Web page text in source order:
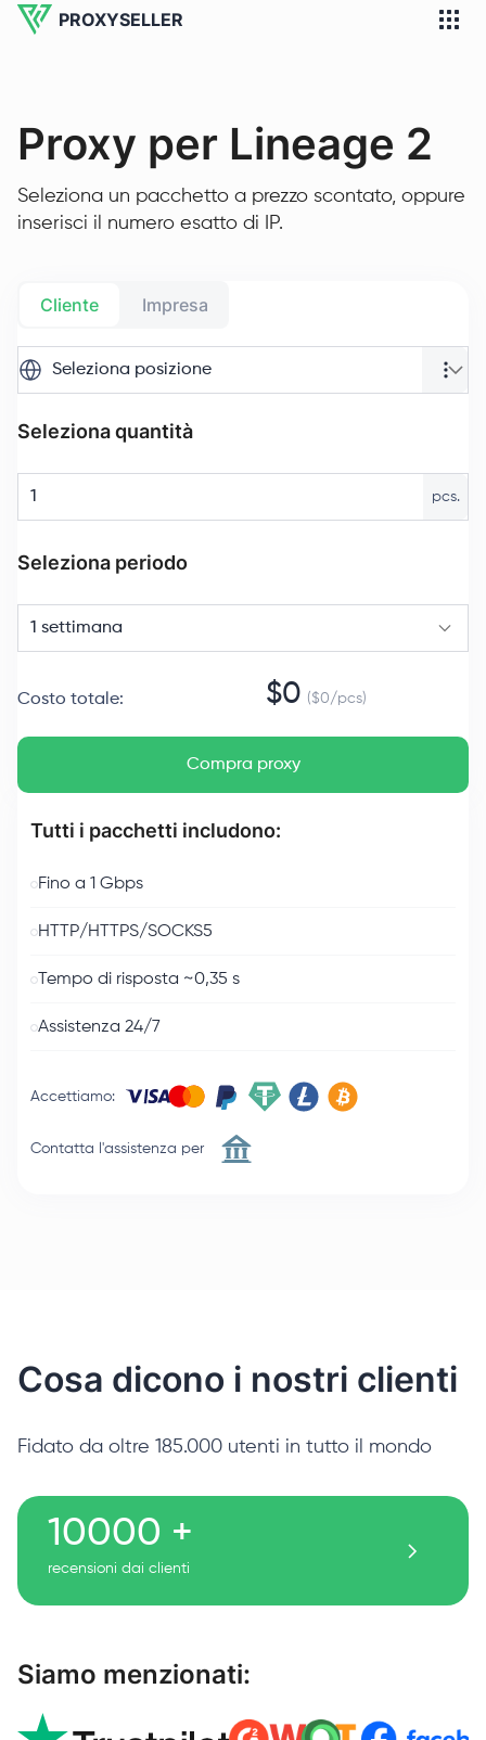
PROXYSELLER
Proxy per Lineage 2
Seleziona un pacchetto a prezzo scontato, oppure
inserisci il numero esatto di IP.
Cliente Impresa
Seleziona posizione
Seleziona quantità
pcs.
Seleziona periodo
1 settimana
Costo totale: $0 ($0/pcs)
Compra proxy
Tutti i pacchetti includono:
Fino a 1 Gbps
HTTP/HTTPS/SOCKS5
Tempo di risposta ~0,35 s
Assistenza 24/7
Accettiamo:
Contatta l'assistenza per
Cosa dicono i nostri clienti
Fidato da oltre 185.000 utenti in tutto il mondo
10000 +
recensioni dai clienti
Siamo menzionati: